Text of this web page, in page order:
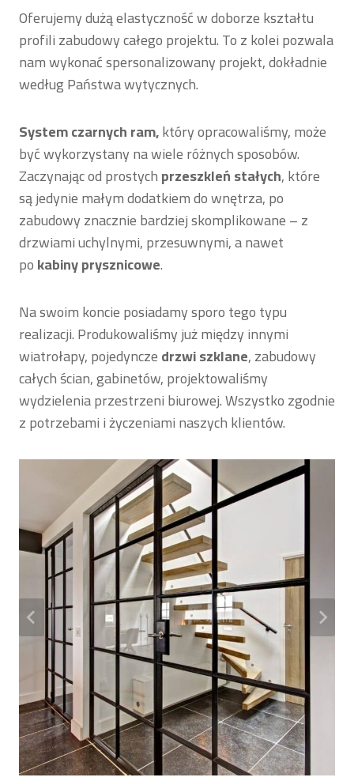
Oferujemy dużą elastyczność w doborze kształtu
profili zabudowy całego projektu. To z kolei pozwala
nam wykonać spersonalizowany projekt, dokładnie
według Państwa wytycznych.
System czarnych ram,który opracowaliśmy, może
być wykorzystany na wiele różnych sposobów.
Zaczynając od prostychprzeszkleń stałych, które
są jedynie małym dodatkiem do wnętrza, po
zabudowy znacznie bardziej skomplikowane – z
drzwiami uchylnymi, przesuwnymi, a nawet
pokabiny prysznicowe.
Na swoim koncie posiadamy sporo tego typu
realizacji. Produkowaliśmy już między innymi
wiatrołapy, pojedynczedrzwi szklane, zabudowy
całych ścian, gabinetów, projektowaliśmy
wydzielenia przestrzeni biurowej. Wszystko zgodnie
z potrzebami i życzeniami naszych klientów.